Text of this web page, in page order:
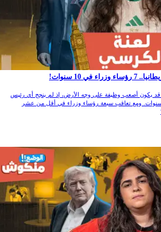
سنوات!
يكون أصعب وظيفة على وجه الأرض، إذ لم ينجح أي رئيس
ومع تعاقب سبعة رؤساء وزراء في أقل من عشر